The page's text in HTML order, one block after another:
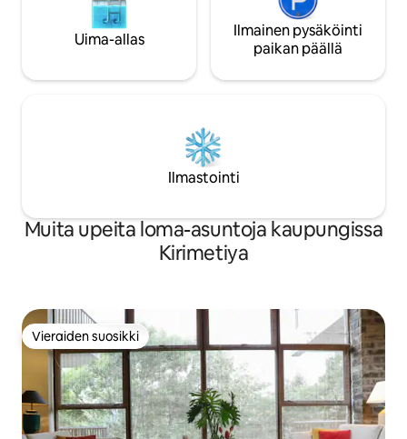
Uima-allas
Ilmainen pysäköinti
paikan päällä
Ilmastointi
Muita upeita loma-asuntoja kaupungissa
Kirimetiya
Vieraiden suosikki
Vieraiden suosikki